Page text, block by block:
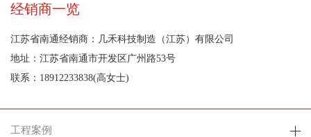
经销商一览
江苏省南通经销商：几禾科技制造（江苏）有限公司
地址：江苏省南通市开发区广州路53号
联系：18912233838(高女士)
工程案例